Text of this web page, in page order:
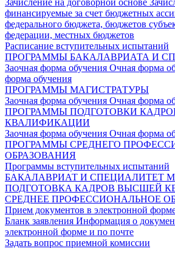
финансируемые за счет бюджетных
федерального бюджета, бюджетов
федерации, местных бюджетов
Расписание вступительных испытаний
ПРОГРАММЫ БАКАЛАВРИАТА И
Заочная форма обучения Очная форма
форма обучения
ПРОГРАММЫ МАГИСТРАТУРЫ
Заочная форма обучения Очная форма
ПРОГРАММЫ ПОДГОТОВКИ
КВАЛИФИКАЦИИ
Заочная форма обучения Очная форма
ПРОГРАММЫ СРЕДНЕГО
ОБРАЗОВАНИЯ
Программы вступительных испытаний
БАКАЛАВРИАТ И СПЕЦИАЛИТЕТ
ПОДГОТОВКА КАДРОВ ВЫСШЕЙ
СРЕДНЕЕ ПРОФЕССИОНАЛЬНОЕ
Прием документов в электронной
Бланк заявления Информация о
электронной форме и по почте
Задать вопрос приемной комиссии